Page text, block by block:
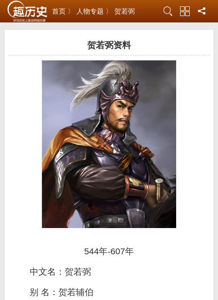
首页 〉 人物专题 〉 贺若弼
贺若弼资料
544年-607年
中文名：贺若弼
别 名：贺若辅伯